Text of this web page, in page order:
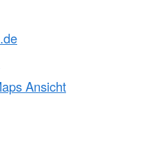
Ansicht